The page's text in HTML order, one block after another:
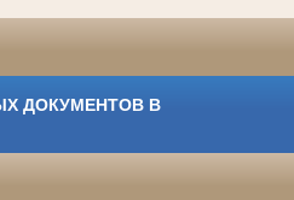
ДОКУМЕНТОВ В